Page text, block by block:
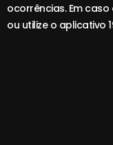
ocorrências. Em caso
ou utilize o aplicativo